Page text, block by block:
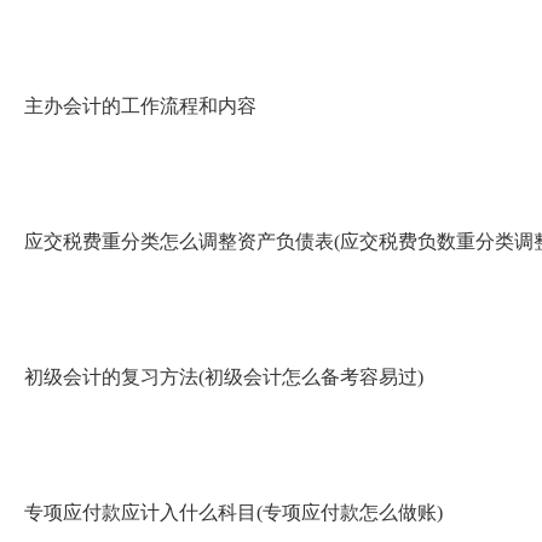
主办会计的工作流程和内容
应交税费重分类怎么调整资产负债表(应交税费负数重分类调
初级会计的复习方法(初级会计怎么备考容易过)
专项应付款应计入什么科目(专项应付款怎么做账)